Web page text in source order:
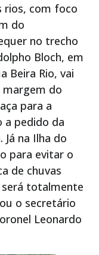
rios, com foco
do
no trecho
Bloch, em
Beira Rio, vai
margem do
para a
a pedido da
na Ilha do
para evitar o
de chuvas
totalmente
o secretário
Leonardo